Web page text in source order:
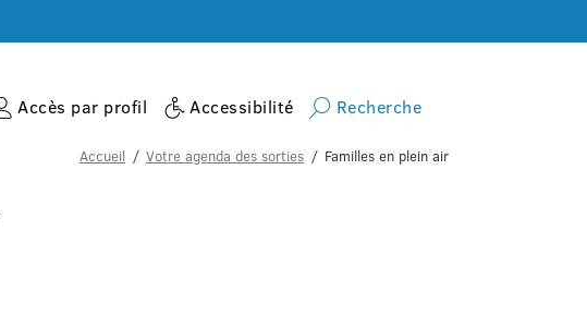
Accès par profil Accessibilité Recherche
Accueil Votre agenda des sorties Familles en plein air